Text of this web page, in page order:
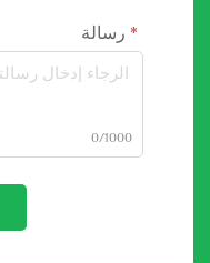
رسالة
0/1000